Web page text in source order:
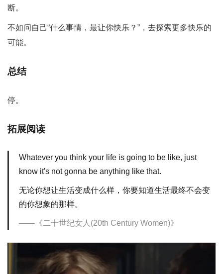
断。
不如问自己“什么事情，最让你快乐？”，去探索更多快乐的
可能。
总结
停。
拓展阅读
Whatever you think your life is going to be like, just
know it's not gonna be anything like that.
无论你想让生活变成什么样，你要知道生活最终不会变
的你想象的那样。
《二十世纪女人(20th Century Women)》